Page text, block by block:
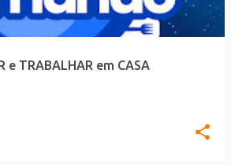
e TRABALHAR em CASA